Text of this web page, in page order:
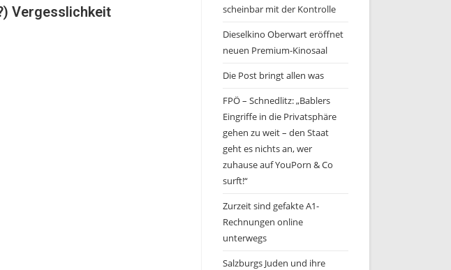
Vergesslichkeit
scheinbar mit der Kontrolle
Dieselkino Oberwart eröffnet
neuen Premium-Kinosaal
Die Post bringt allen was
FPÖ – Schnedlitz: „Bablers
Eingriffe in die Privatsphäre
gehen zu weit – den Staat
geht es nichts an, wer
zuhause auf YouPorn & Co
surft!“
Zurzeit sind gefakte A1-
Rechnungen online
unterwegs
Salzburgs Juden und ihre